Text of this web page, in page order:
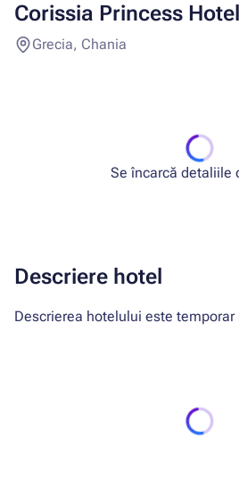
Corissia Princess Hotel
Grecia, Chania
Se încarcă detaliile
Descriere hotel
Descrierea hotelului este